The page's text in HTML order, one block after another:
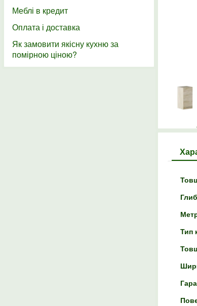
Тип
Меблі в кредит
Оплата і доставка
Як замовити якісну кухню за
помірною ціною?